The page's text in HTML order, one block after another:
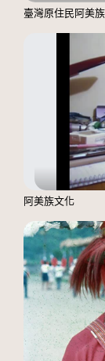
臺灣原住民阿美
阿美族文化